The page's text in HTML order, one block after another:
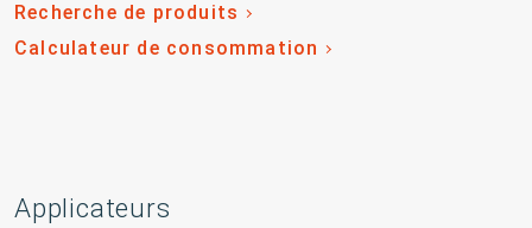
Recherche de produits
Calculateur de consommation
Applicateurs